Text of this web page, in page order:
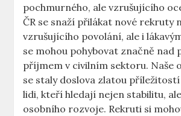
pochmurného, ale vzrušujícího
ČR se snaží přilákat nové rekruty
vzrušujícího povolání, ale i
se mohou pohybovat značně nad
příjmem v civilním sektoru. Naše
se staly doslova zlatou
lidi, kteří hledají nejen stabilitu,
osobního rozvoje. Rekruti si